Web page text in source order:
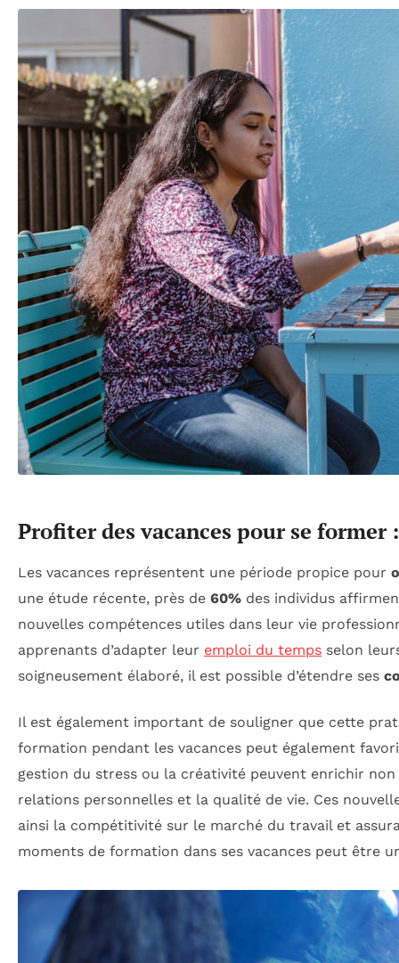
Profiter des vacances pour se former
Les vacances représentent une période propice pour
une étude récente, près de 60% des individus
nouvelles compétences utiles dans leur vie
apprenants d’adapter leur emploi du temps selon
soigneusement élaboré, il est possible d’étendre ses
Il est également important de souligner que cette
formation pendant les vacances peut également
gestion du stress ou la créativité peuvent enrichir
relations personnelles et la qualité de vie. Ces
ainsi la compétitivité sur le marché du travail et
moments de formation dans ses vacances peut être